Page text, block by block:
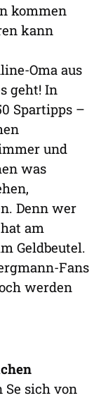
kommen
kann
Oma aus
geht! In
Spartipps –
und
was
Denn wer
am
Geldbeutel.
Fans
werden
Se sich von